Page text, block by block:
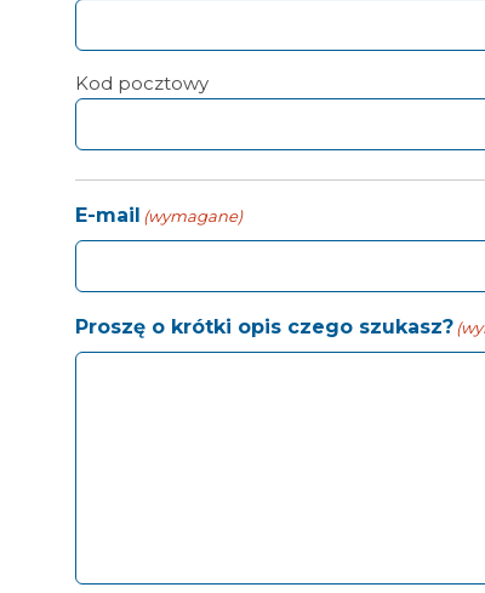
Kod pocztowy
E-mail (wymagane)
Proszę o krótki opis czego szukasz?